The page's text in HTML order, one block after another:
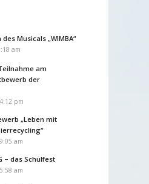
Musicals „WIMBA“
am
am
der
pm
„Leben mit
am
– das Schulfest
am